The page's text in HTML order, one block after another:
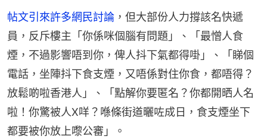
帖文引來許多網民討論 ，但大部份人力撐該名快遞
員，反斥樓主「你係咪個腦有問題」、「最憎人食
煙，不過影響唔到你，俾人抖下氣都得啩」、「睇個
電話，坐陣抖下食支煙，又唔係對住你食，都唔得？
放鬆啲啦香港人」、「點解你要匿名？你都開晒人名
啦！你驚被人X咩？喺條街道曬咗成日，食支煙坐下
都要被你放上嚟公審」。